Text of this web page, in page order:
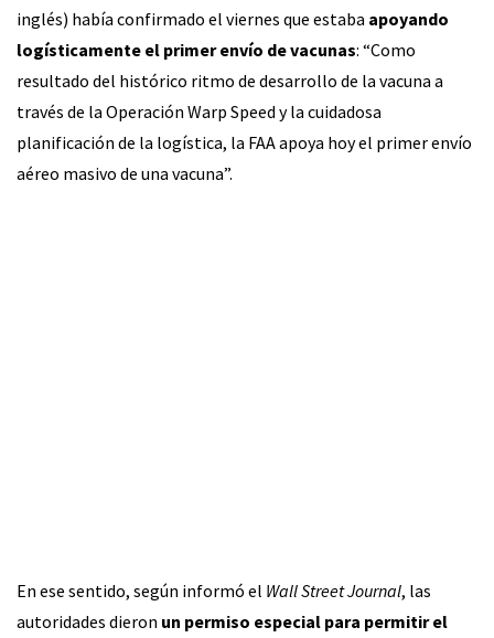
inglés) había confirmado el viernes que estaba apoyando
logísticamente el primer envío de vacunas: “Como
resultado del histórico ritmo de desarrollo de la vacuna a
través de la Operación Warp Speed y la cuidadosa
planificación de la logística, la FAA apoya hoy el primer envío
aéreo masivo de una vacuna”.
En ese sentido, según informó el Wall Street Journal, las
autoridades dieron un permiso especial para permitir el